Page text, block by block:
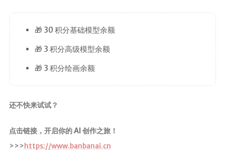
🎁 30 积分基础模型余额
🎁 3 积分高级模型余额
🎁 3 积分绘画余额
还不快来试试？
点击链接，开启你的 AI 创作之旅！
>>>https://www.banbanai.cn